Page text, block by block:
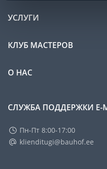
УСЛУГИ
КЛУБ МАСТЕРОВ
О НАС
СЛУЖБА ПОДДЕРЖКИ Е-
Пн-Пт 8:00-17:00
klienditugi@bauhof.ee